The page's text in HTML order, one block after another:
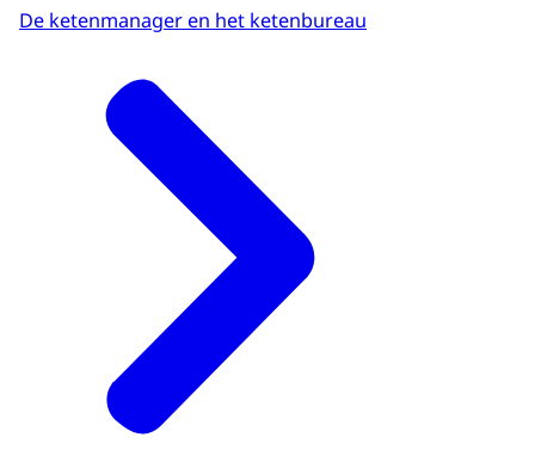
De ketenmanager en het ketenbureau